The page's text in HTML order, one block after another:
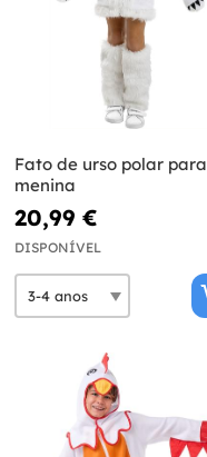
Fato de urso polar para
menina
20,99 €
DISPONÍVEL